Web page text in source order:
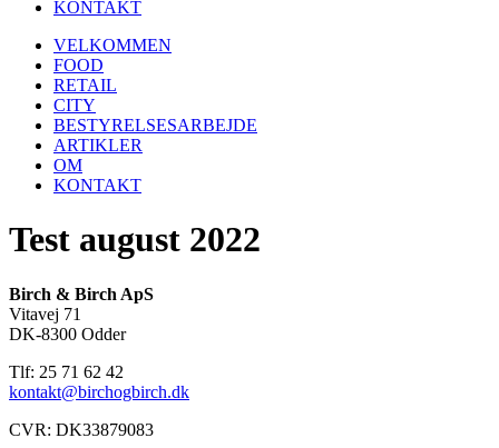
KONTAKT
VELKOMMEN
FOOD
RETAIL
CITY
BESTYRELSESARBEJDE
ARTIKLER
OM
KONTAKT
Test august 2022
Birch & Birch ApS
Vitavej 71
DK-8300 Odder
Tlf: 25 71 62 42
kontakt@birchogbirch.dk
CVR: DK33879083